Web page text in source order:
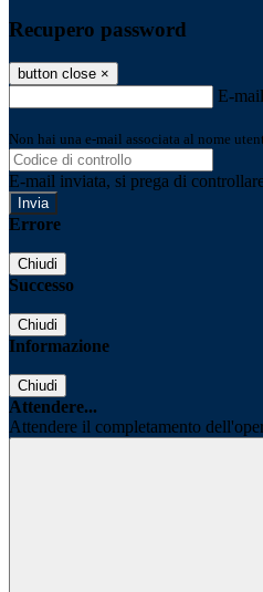
Recupero password
button close ×
E-mail
Non hai una e-mail associata al nome
E-mail inviata, si prega di
Errore
Chiudi
Successo
Chiudi
Informazione
Chiudi
Attendere...
Attendere il completamento